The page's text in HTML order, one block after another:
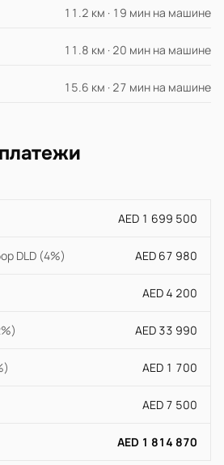
11.2 км · 19 мин на машине
11.8 км · 20 мин на машине
15.6 км · 27 мин на машине
AED 1 699 500
DLD (4%) AED 67 980
AED 4 200
AED 33 990
AED 1 700
AED 7 500
AED 1 814 870